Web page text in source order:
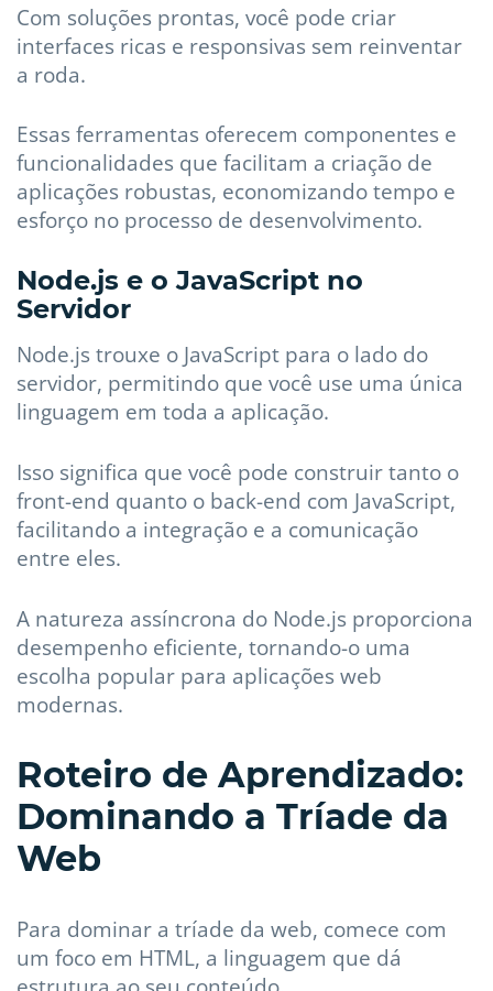
Com soluções prontas, você pode criar
interfaces ricas e responsivas sem reinventar
a roda.
Essas ferramentas oferecem componentes e
funcionalidades que facilitam a criação de
aplicações robustas, economizando tempo e
esforço no processo de desenvolvimento.
Node.js e o JavaScript no
Servidor
Node.js trouxe o JavaScript para o lado do
servidor, permitindo que você use uma única
linguagem em toda a aplicação.
Isso significa que você pode construir tanto o
front-end quanto o back-end com JavaScript,
facilitando a integração e a comunicação
entre eles.
A natureza assíncrona do Node.js proporciona
desempenho eficiente, tornando-o uma
escolha popular para aplicações web
modernas.
Roteiro de Aprendizado:
Dominando a Tríade da
Web
Para dominar a tríade da web, comece com
um foco em HTML, a linguagem que dá